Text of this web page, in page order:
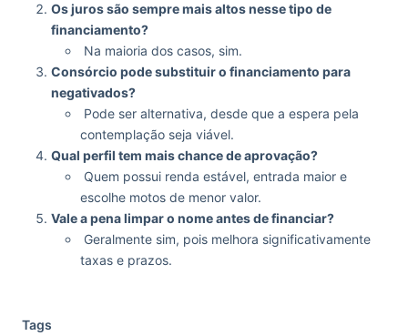
Os juros são sempre mais altos nesse tipo de
financiamento?
Na maioria dos casos, sim.
Consórcio pode substituir o financiamento para
negativados?
Pode ser alternativa, desde que a espera pela
contemplação seja viável.
Qual perfil tem mais chance de aprovação?
Quem possui renda estável, entrada maior e
escolhe motos de menor valor.
Vale a pena limpar o nome antes de financiar?
Geralmente sim, pois melhora significativamente
taxas e prazos.
Tags